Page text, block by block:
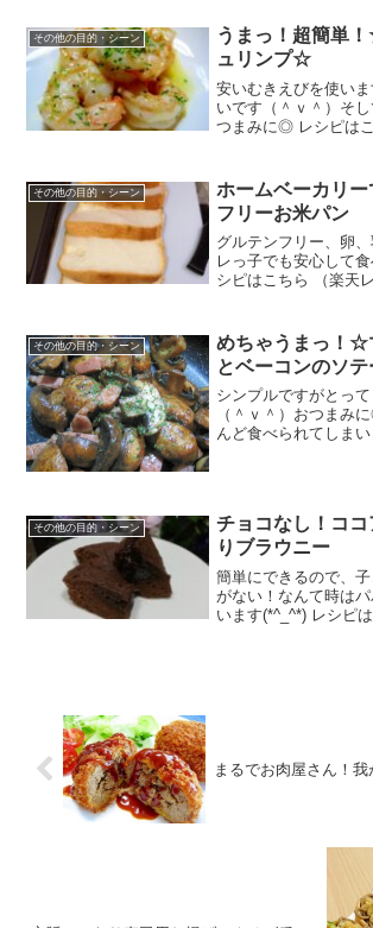
その他の目的・シーン
うまっ！超簡単
ュリンプ☆
安いむきえびを使い
いです（＾ｖ＾）そ
つまみに◎ レシピは
イン☆塩☆ブラックペ
ビュー
その他の目的・シーン
ホームベーカリ
フリーお米パン
グルテンフリー、卵
レっ子でも安心して
シピはこちら （楽天
のレビュー
その他の目的・シーン
めちゃうまっ！☆
とベーコンのソ
シンプルですがとっ
（＾ｖ＾）おつまみ
んど食べられてしま
その他の目的・シーン
チョコなし！コ
りブラウニー
簡単にできるので、
がない！なんて時は
います(*^_^*) レシピ
まるでお肉屋さん！